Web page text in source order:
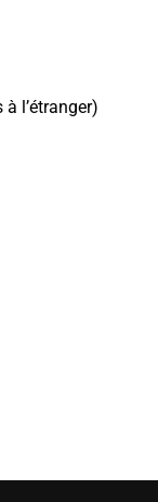
l’étranger)